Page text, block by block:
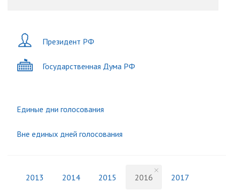
Президент РФ
Государственная Дума РФ
Единые дни голосования
Вне единых дней голосования
2013 2014 2015 2016 2017